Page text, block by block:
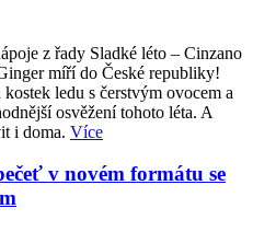
z řady Sladké léto – Cinzano
míří do České republiky!
ledu s čerstvým ovocem a
osvěžení tohoto léta. A
i doma. Více
v novém formátu se